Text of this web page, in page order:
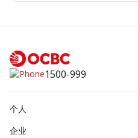
1500-999
个人
企业